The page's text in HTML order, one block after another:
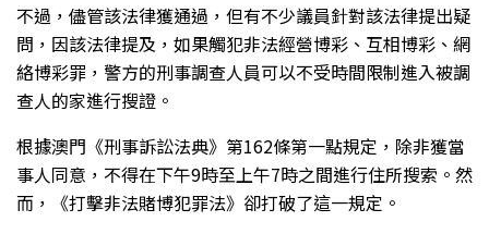
不過，儘管該法律獲通過，但有不少議員針對該法律提出疑
問，因該法律提及，如果觸犯非法經營博彩、互相博彩、網
絡博彩罪，警方的刑事調查人員可以不受時間限制進入被調
查人的家進行搜證。
根據澳門《刑事訴訟法典》第162條第一點規定，除非獲當
事人同意，不得在下午9時至上午7時之間進行住所搜索。然
而，《打擊非法賭博犯罪法》卻打破了這一規定。